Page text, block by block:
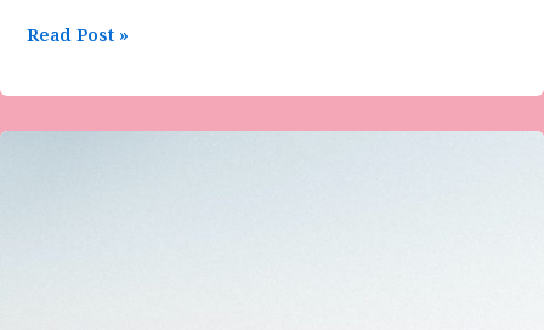
Read Post »